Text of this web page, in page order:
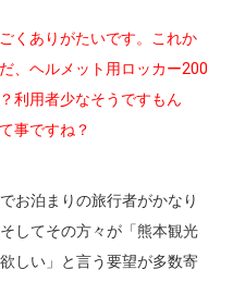
くありがたいです。これか
、ヘルメット用ロッカー200
利用者少なそうですもん
事ですね？
お泊まりの旅行者がかなり
してその方々が「熊本観光
しい」と言う要望が多数寄